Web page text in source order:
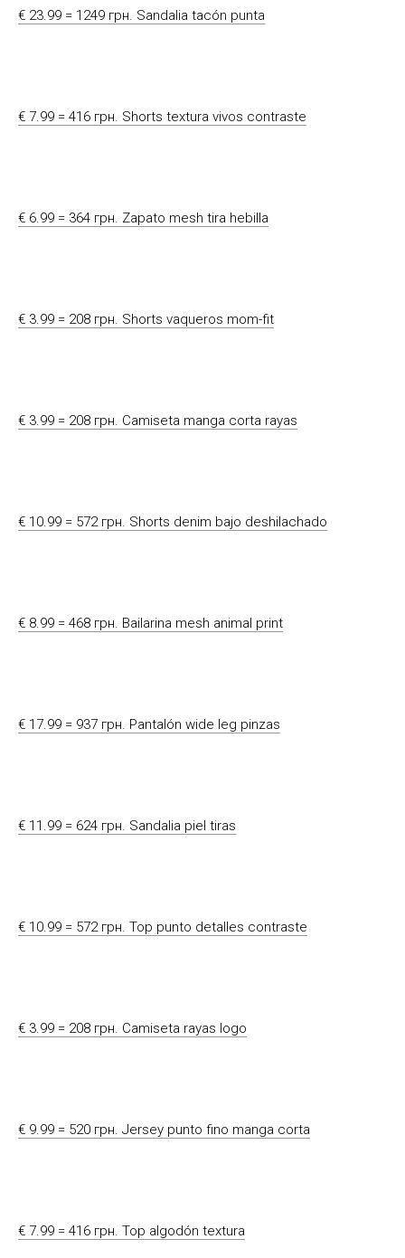
€ 23.99 = 1249 грн. Sandalia tacón punta
€ 7.99 = 416 грн. Shorts textura vivos contraste
€ 6.99 = 364 грн. Zapato mesh tira hebilla
€ 3.99 = 208 грн. Shorts vaqueros mom-fit
€ 3.99 = 208 грн. Camiseta manga corta rayas
€ 10.99 = 572 грн. Shorts denim bajo deshilachado
€ 8.99 = 468 грн. Bailarina mesh animal print
€ 17.99 = 937 грн. Pantalón wide leg pinzas
€ 11.99 = 624 грн. Sandalia piel tiras
€ 10.99 = 572 грн. Top punto detalles contraste
€ 3.99 = 208 грн. Camiseta rayas logo
€ 9.99 = 520 грн. Jersey punto fino manga corta
€ 7.99 = 416 грн. Top algodón textura